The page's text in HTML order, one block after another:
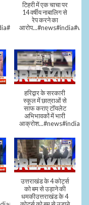
टिहरी में एक चाचा पर
14 वर्षीय नाबालिग से
रेप करने का
हरिद्वार के सरकारी
स्कूल में छात्राओं से
साफ कराए टॉयलेट
अभिभावकों में भारी
आक्रोश...#news#india
उत्तराखंड के 4 कोर्ट्स
को बम से उड़ाने की
धमकीउत्तराखंड के 4